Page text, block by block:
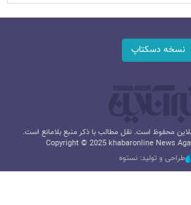
نسخه دسکتاپ
محفوظ است. نقل مطالب با ذکر منبع بلامانع است.
Copyright © 2025 khabaronline News
طراحی و تولید: نستوه